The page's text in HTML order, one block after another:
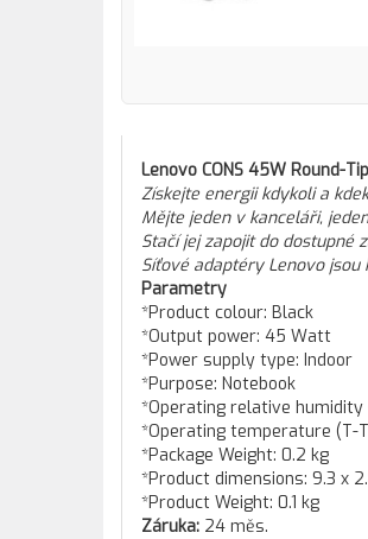
Lenovo CONS 45W Round-
Získejte energii kdykoli a
Mějte jeden v kanceláři,
Stačí jej zapojit do dostupné
Síťové adaptéry Lenovo
Parametry
*Product colour: Black
*Output power: 45 Watt
*Power supply type: Indoor
*Purpose: Notebook
*Operating relative humidity
*Operating temperature (T-
*Package Weight: 0.2 kg
*Product dimensions: 9.3 x
*Product Weight: 0.1 kg
Záruka: 24 měs.